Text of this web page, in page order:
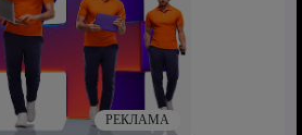
РЕКЛАМА